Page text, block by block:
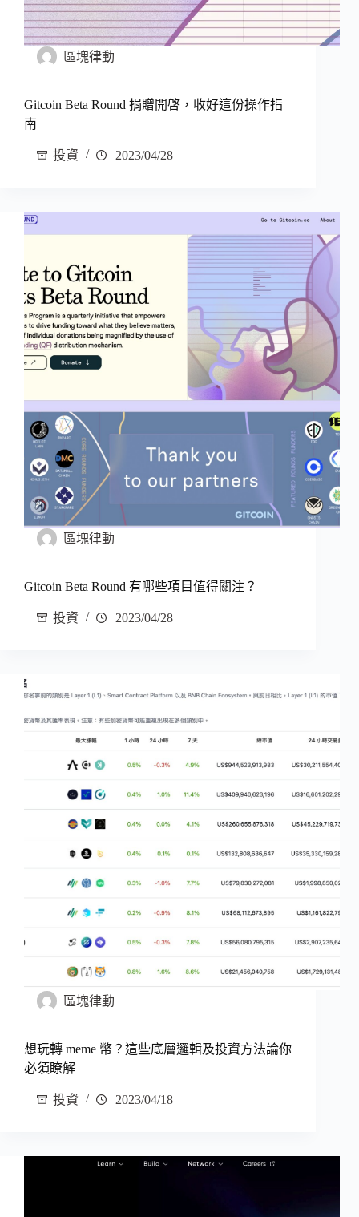
區塊律動
Gitcoin Beta Round 捐贈開啓，收好這份操作指
南
投資 2023/04/28
區塊律動
Gitcoin Beta Round 有哪些項目值得關注？
投資 2023/04/28
區塊律動
想玩轉 meme 幣？這些底層邏輯及投資方法論你
必須瞭解
投資 2023/04/18